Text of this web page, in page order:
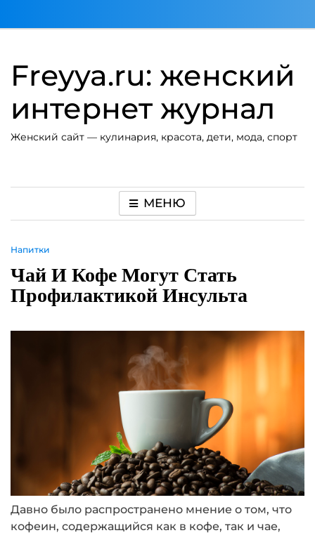
Freyya.ru: женский
интернет журнал
Женский сайт — кулинария, красота, дети, мода, спорт
МЕНЮ
Напитки
Чай И Кофе Могут Стать
Профилактикой Инсульта
Давно было распространено мнение о том, что
кофеин, содержащийся как в кофе, так и чае,